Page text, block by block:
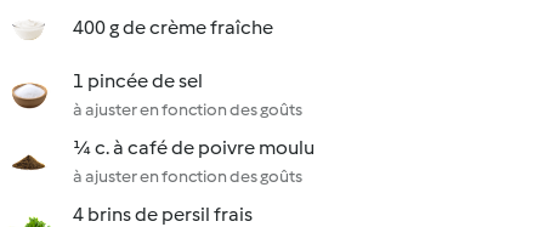
400 g de crème fraîche
1 pincée de sel
à ajuster en fonction des goûts
¼ c. à café de poivre moulu
à ajuster en fonction des goûts
4 brins de persil frais